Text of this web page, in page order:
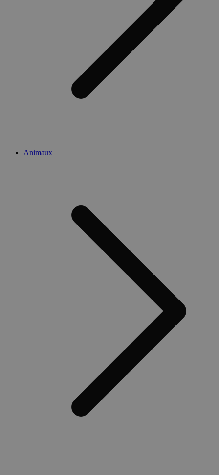
Animaux